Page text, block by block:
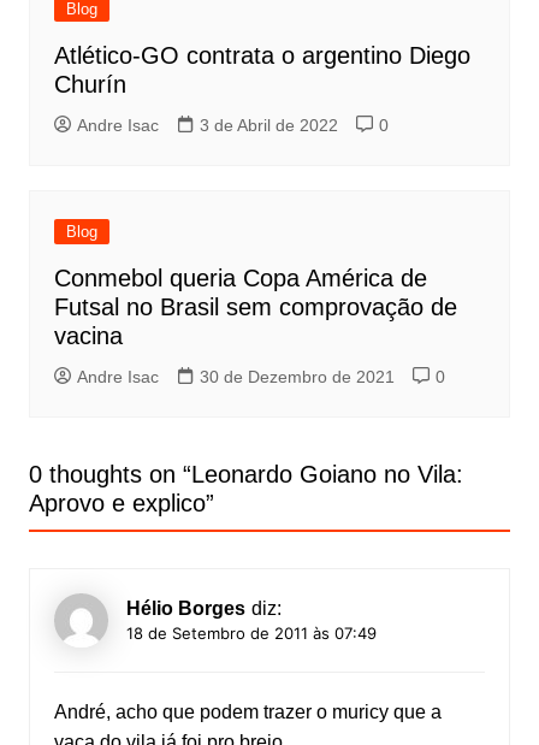
Blog
Atlético-GO contrata o argentino Diego
Churín
Andre Isac 3 de Abril de 2022 0
Blog
Conmebol queria Copa América de
Futsal no Brasil sem comprovação de
vacina
Andre Isac 30 de Dezembro de 2021 0
0 thoughts on “Leonardo Goiano no Vila:
Aprovo e explico”
Hélio Borges diz:
18 de Setembro de 2011 às 07:49
André, acho que podem trazer o muricy que a